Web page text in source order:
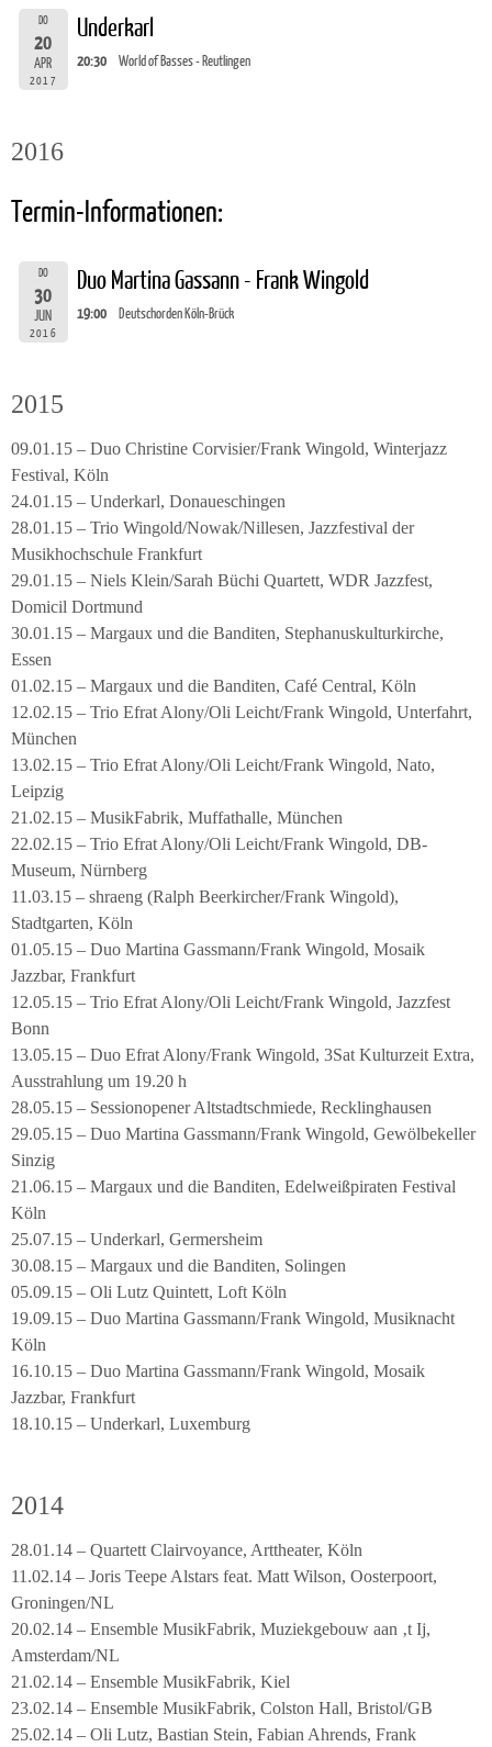
DO
20
APR
2017
Underkarl
20:30 World of Basses - Reutlingen
2016
Termin-Informationen:
DO
30
JUN
2016
Duo Martina Gassann - Frank Wingold
19:00 Deutschorden Köln-Brück
2015
09.01.15 – Duo Christine Corvisier/Frank Wingold, Winterjazz
Festival, Köln
24.01.15 – Underkarl, Donaueschingen
28.01.15 – Trio Wingold/Nowak/Nillesen, Jazzfestival der
Musikhochschule Frankfurt
29.01.15 – Niels Klein/Sarah Büchi Quartett, WDR Jazzfest,
Domicil Dortmund
30.01.15 – Margaux und die Banditen, Stephanuskulturkirche,
Essen
01.02.15 – Margaux und die Banditen, Café Central, Köln
12.02.15 – Trio Efrat Alony/Oli Leicht/Frank Wingold, Unterfahrt,
München
13.02.15 – Trio Efrat Alony/Oli Leicht/Frank Wingold, Nato,
Leipzig
21.02.15 – MusikFabrik, Muffathalle, München
22.02.15 – Trio Efrat Alony/Oli Leicht/Frank Wingold, DB-
Museum, Nürnberg
11.03.15 – shraeng (Ralph Beerkircher/Frank Wingold),
Stadtgarten, Köln
01.05.15 – Duo Martina Gassmann/Frank Wingold, Mosaik
Jazzbar, Frankfurt
12.05.15 – Trio Efrat Alony/Oli Leicht/Frank Wingold, Jazzfest
Bonn
13.05.15 – Duo Efrat Alony/Frank Wingold, 3Sat Kulturzeit Extra,
Ausstrahlung um 19.20 h
28.05.15 – Sessionopener Altstadtschmiede, Recklinghausen
29.05.15 – Duo Martina Gassmann/Frank Wingold, Gewölbekeller
Sinzig
21.06.15 – Margaux und die Banditen, Edelweißpiraten Festival
Köln
25.07.15 – Underkarl, Germersheim
30.08.15 – Margaux und die Banditen, Solingen
05.09.15 – Oli Lutz Quintett, Loft Köln
19.09.15 – Duo Martina Gassmann/Frank Wingold, Musiknacht
Köln
16.10.15 – Duo Martina Gassmann/Frank Wingold, Mosaik
Jazzbar, Frankfurt
18.10.15 – Underkarl, Luxemburg
2014
28.01.14 – Quartett Clairvoyance, Arttheater, Köln
11.02.14 – Joris Teepe Alstars feat. Matt Wilson, Oosterpoort,
Groningen/NL
20.02.14 – Ensemble MusikFabrik, Muziekgebouw aan ‚t Ij,
Amsterdam/NL
21.02.14 – Ensemble MusikFabrik, Kiel
23.02.14 – Ensemble MusikFabrik, Colston Hall, Bristol/GB
25.02.14 – Oli Lutz, Bastian Stein, Fabian Ahrends, Frank